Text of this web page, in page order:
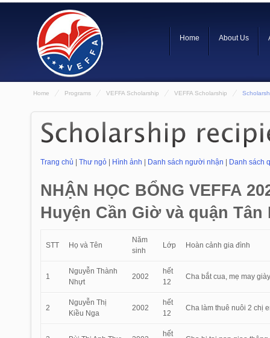
Home About Us
Home Programs VEFFA Scholarship VEFFA Scholarship
Trang chủ | Thư ngỏ | Hình ảnh | Danh sách người nhận | Danh sách
NHẬN HỌC BỔNG VEFFA
Huyện Cần Giờ và quận Tân
STT Họ và Tên
Năm
sinh
Lớp Hoàn cảnh gia đình
1
Nguyễn Thành
Nhựt
2002
hết
12
Cha bắt cua, mẹ may
2
Nguyễn Thị
Kiều Nga
2002
hết
12
Cha làm thuê nuôi 2 chị
hết